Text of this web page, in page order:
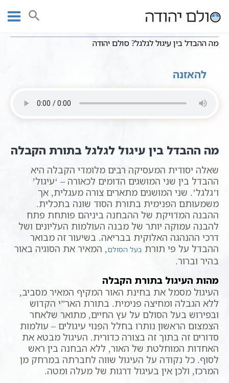
עמוד ראשי שיעורי וידאו
מה ההבדל בין עיגול לגלגל? סולם יהודה
מה ההבדל בין עיגול לגלגל? סולם יהודה
להאזנה
מה ההבדל בין עיגול לגלגל בתורת הקבלה
שאלה יסודית המעסיקה רבים מלומדי הקבלה היא
ההבדל בין שני המושגים הדומים לכאורה – ‘עיגול’
ו’גלגל’. שני המושגים מתארים צורה מעגלית, אך
משמעותם הפנימית בתורת הסוד שונה בתכלית.
ההבנה המדויקת של ההבחנה ביניהם פותחת פתח
להבנה עמוקה יותר של מבנה העולמות העליונים ושל
דרכי ההנהגה האלוקית בבריאה. בשיעור זה מבואר
ההבדל על פי תורת בעל הסולם, המאיר את הסוגיה באור
בהיר וברור.
מהות העיגול בתורת הקבלה
העיגול מסמל את בחינת האור המקיף המאיר מסביב,
ללא הגבלה ומחיצה פנימית. בתורת האר”י הקדוש
ובפירוש בעל הסולם על עץ החיים, מתואר שלאחר
הצמצום הראשון נותרו בחלל הפנוי עיגולים – עולמות
סדורים זה בתוך זה בצורה כדורית. העיגול מבטא את
האחדות המוחלטת של האור, ללא הבחנה בין ראש
לסוף. כל נקודה על העיגול שווה לחברתה במרחק מן
המרכז, ולכן אין בעיגול דרגות של מעלה ומטה.